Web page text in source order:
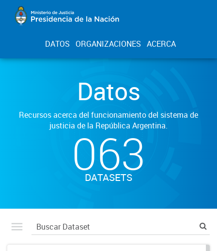
DATOS ORGANIZACIONES ACERCA
Datos
Recursos acerca del funcionamiento del sistema de
justicia de la República Argentina.
063
DATASETS